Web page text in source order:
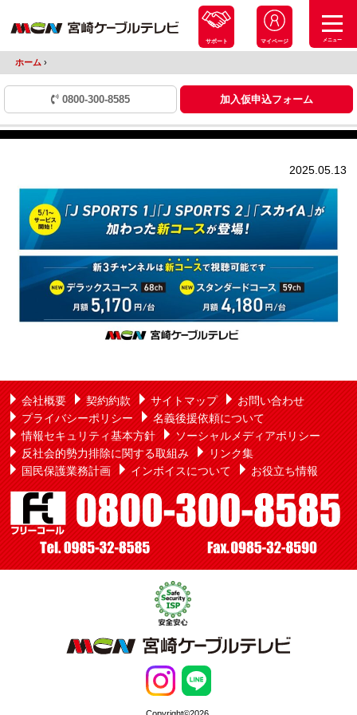
サポート マイページ メニュー
ホーム ›
0800-300-8585 加入仮申込フォーム
2025.05.13
会社概要 契約約款 サイトマップ
お問い合わせ
プライバシーポリシー
名義後援依頼について
情報セキュリティ基本方針
ソーシャルメディアポリシー
反社会的勢力排除に関する取組み
リンク集
国民保護業務計画
インボイスについて お役立ち情報